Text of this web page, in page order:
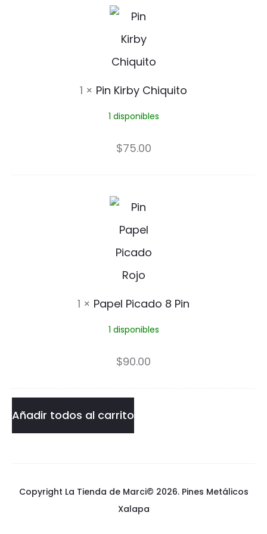
a
P
i
n
i
r
b
h
i
q
u
i
t
1 × Pin Kirby Chiquito
1 disponibles
$75.00
P
a
p
e
i
c
i
n
1 × Papel Picado 8 Pin
1 disponibles
$90.00
Añadir todos al carrito
Copyright La Tienda de Marci© 2026.Pines Metálicos
Xalapa